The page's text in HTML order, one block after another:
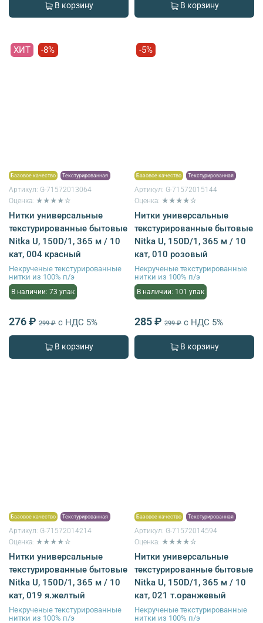
В корзину В корзину
ХИТ -8%
Базовое качество Текстурированная
Артикул: G-71572013064
Оценка: ★★★★☆
Нитки универсальные
текстурированные бытовые
Nitka U, 150D/1, 365 м / 10
кат, 004 красный
Некрученые текстурированные
нитки из 100% п/э
В наличии: 73 упак
276 ₽ 299 ₽ с НДС 5%
В корзину
-5%
Базовое качество Текстурированная
Артикул: G-71572015144
Оценка: ★★★★☆
Нитки универсальные
текстурированные бытовые
Nitka U, 150D/1, 365 м / 10
кат, 010 розовый
Некрученые текстурированные
нитки из 100% п/э
В наличии: 101 упак
285 ₽ 299 ₽ с НДС 5%
В корзину
Базовое качество Текстурированная
Артикул: G-71572014214
Оценка: ★★★★☆
Нитки универсальные
текстурированные бытовые
Nitka U, 150D/1, 365 м / 10
кат, 019 я.желтый
Некрученые текстурированные
нитки из 100% п/э
Базовое качество Текстурированная
Артикул: G-71572014594
Оценка: ★★★★☆
Нитки универсальные
текстурированные бытовые
Nitka U, 150D/1, 365 м / 10
кат, 021 т.оранжевый
Некрученые текстурированные
нитки из 100% п/э